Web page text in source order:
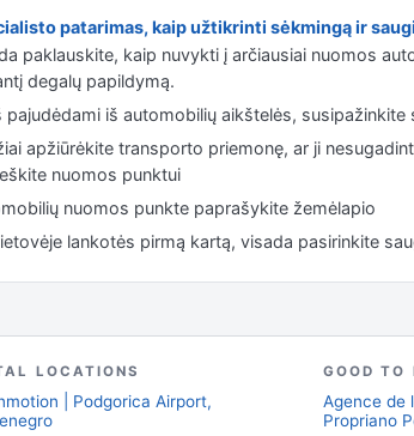
patarimas, kaip užtikrinti sėkmingą ir
paklauskite, kaip nuvykti į arčiausiai nuomos
degalų papildymą.
pajudėdami iš automobilių aikštelės,
apžiūrėkite transporto priemonę, ar ji
nuomos punktui
nuomos punkte paprašykite žemėlapio
lankotės pirmą kartą, visada pasirinkite
LOCATIONS
| Podgorica Airport,
GOOD TO
Agence de
Propriano